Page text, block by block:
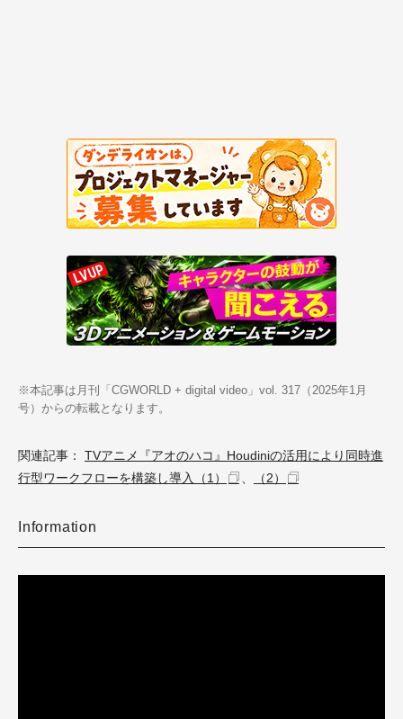
※本記事は月刊「CGWORLD + digital video」vol. 317（2025年1月
号）からの転載となります。
関連記事： TVアニメ『アオのハコ』Houdiniの活用により同時進
行型ワークフローを構築し導入（1）
（2）
Information